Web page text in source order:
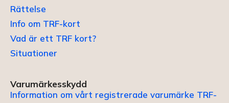
Rättelse
Info om TRF-kort
Vad är ett TRF kort?
Situationer
Varumärkesskydd
Information om vårt registrerade varumärke TRF-